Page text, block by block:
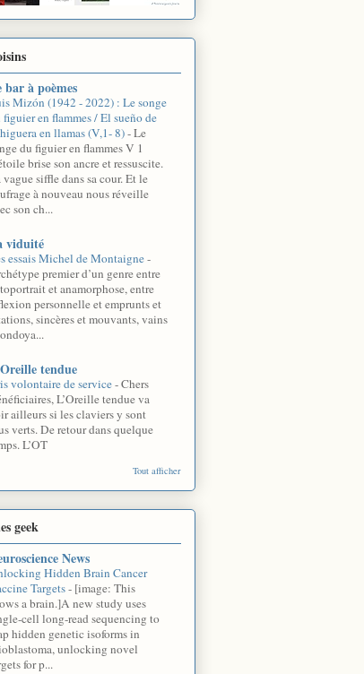
bar à poèmes
Mizón (1942 - 2022) : Le songe
figuier en flammes / El sueño de
en llamas (V,1- 8)-Le
du figuier en flammes V 1
brise son ancre et ressuscite.
vague siffle dans sa cour. Et le
à nouveau nous réveille
son ch...
viduité
essais Michel de Montaigne-
premier d’un genre entre
et anamorphose, entre
personnelle et emprunts et
sincères et mouvants, vains
tendue
volontaire de service-Chers
L’Oreille tendue va
ailleurs si les claviers y sont
verts. De retour dans quelque
L’OT
Tout afficher
geek
News
Hidden Brain Cancer
Targets- [image: This
a brain.]A new study uses
cell long-read sequencing to
hidden genetic isoforms in
unlocking novel
for p...